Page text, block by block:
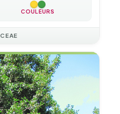
COULEURS